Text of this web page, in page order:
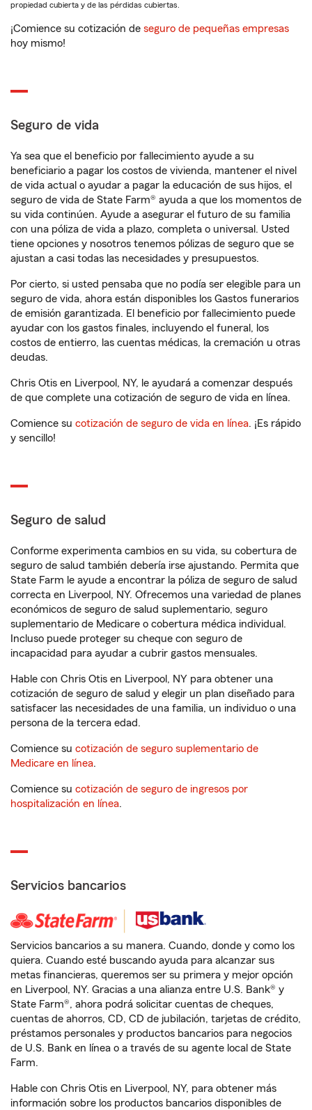
propiedad cubierta y de las pérdidas cubiertas.
¡Comience su cotización de seguro de pequeñas empresas
hoy mismo!
Seguro de vida
Ya sea que el beneficio por fallecimiento ayude a su
beneficiario a pagar los costos de vivienda, mantener el nivel
de vida actual o ayudar a pagar la educación de sus hijos, el
seguro de vida de State Farm® ayuda a que los momentos de
su vida continúen. Ayude a asegurar el futuro de su familia
con una póliza de vida a plazo, completa o universal. Usted
tiene opciones y nosotros tenemos pólizas de seguro que se
ajustan a casi todas las necesidades y presupuestos.
Por cierto, si usted pensaba que no podía ser elegible para un
seguro de vida, ahora están disponibles los Gastos funerarios
de emisión garantizada. El beneficio por fallecimiento puede
ayudar con los gastos finales, incluyendo el funeral, los
costos de entierro, las cuentas médicas, la cremación u otras
deudas.
Chris Otis en Liverpool, NY, le ayudará a comenzar después
de que complete una cotización de seguro de vida en línea.
Comience su cotización de seguro de vida en línea. ¡Es rápido
y sencillo!
Seguro de salud
Conforme experimenta cambios en su vida, su cobertura de
seguro de salud también debería irse ajustando. Permita que
State Farm le ayude a encontrar la póliza de seguro de salud
correcta en Liverpool, NY. Ofrecemos una variedad de planes
económicos de seguro de salud suplementario, seguro
suplementario de Medicare o cobertura médica individual.
Incluso puede proteger su cheque con seguro de
incapacidad para ayudar a cubrir gastos mensuales.
Hable con Chris Otis en Liverpool, NY para obtener una
cotización de seguro de salud y elegir un plan diseñado para
satisfacer las necesidades de una familia, un individuo o una
persona de la tercera edad.
Comience su cotización de seguro suplementario de
Medicare en línea.
Comience su cotización de seguro de ingresos por
hospitalización en línea.
Servicios bancarios
Servicios bancarios a su manera. Cuando, donde y como los
quiera. Cuando esté buscando ayuda para alcanzar sus
metas financieras, queremos ser su primera y mejor opción
en Liverpool, NY. Gracias a una alianza entre U.S. Bank® y
State Farm®, ahora podrá solicitar cuentas de cheques,
cuentas de ahorros, CD, CD de jubilación, tarjetas de crédito,
préstamos personales y productos bancarios para negocios
de U.S. Bank en línea o a través de su agente local de State
Farm.
Hable con Chris Otis en Liverpool, NY, para obtener más
información sobre los productos bancarios disponibles de